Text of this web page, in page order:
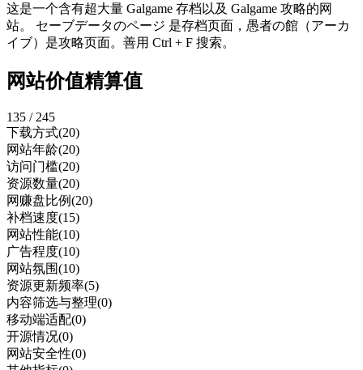
这是一个含有超大量 Galgame 存档以及 Galgame 攻略的网
站。 セーブデータのページ 是存档页面，愚者の館（アーカ
イブ）是攻略页面。善用 Ctrl + F 搜索。
网站价值精算值
135 / 245
下载方式(20)
网站年龄(20)
访问门槛(20)
资源数量(20)
网赚盘比例(20)
补档速度(15)
网站性能(10)
广告程度(10)
网站氛围(10)
资源更新频率(5)
内容筛选与整理(0)
移动端适配(0)
开源情况(0)
网站安全性(0)